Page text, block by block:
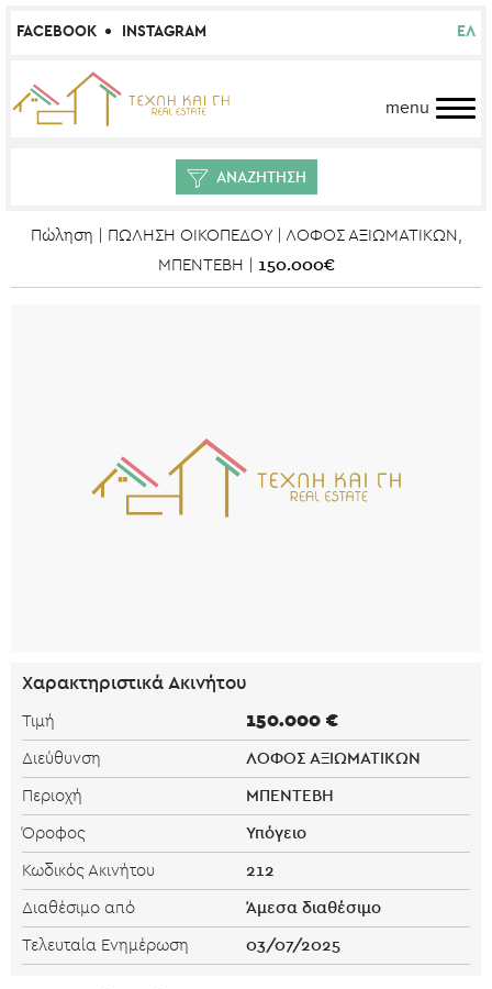
FACEBOOK INSTAGRAM ΕΛ
menu
ΑΝΑΖΗΤΗΣΗ
Πώληση | ΠΩΛΗΣΗ ΟΙΚΟΠΕΔΟΥ | ΛΟΦΟΣ ΑΞΙΩΜΑΤΙΚΩΝ,
ΜΠΕΝΤΕΒΗ | 150.000€
Χαρακτηριστικά Ακινήτου
Τιμή 150.000 €
Διεύθυνση ΛΟΦΟΣ ΑΞΙΩΜΑΤΙΚΩΝ
Περιοχή ΜΠΕΝΤΕΒΗ
Όροφος Υπόγειο
Κωδικός Ακινήτου 212
Διαθέσιμο από Άμεσα διαθέσιμο
Τελευταία Ενημέρωση 03/07/2025